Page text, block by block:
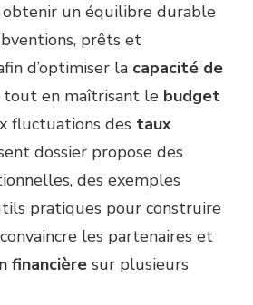
obtenir un équilibre durable
prêts et
d’optimiser la capacité de
tout en maîtrisant le budget
fluctuations des taux
dossier propose des
des exemples
pratiques pour construire
les partenaires et
financière sur plusieurs